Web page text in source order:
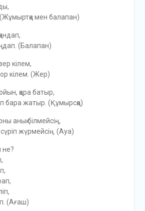
(Жұмыртқа мен балапан)
(Балапан)
кілем,
кілем. (Жер)
қара батыр,
бара жатыр. (Құмырсқа)
анық білмейсің,
жүрмейсің. (Ауа)
не?
(Ағаш)